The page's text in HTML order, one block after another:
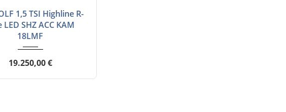
6-Gan... 66800
1,5 TSI Highline R-
LED SHZ ACC KAM
18LMF
19.250,00 €